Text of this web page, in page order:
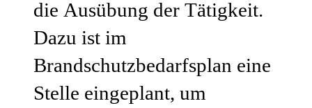
die Ausübung der Tätigkeit.
Dazu ist im
Brandschutzbedarfsplan eine
Stelle eingeplant, um